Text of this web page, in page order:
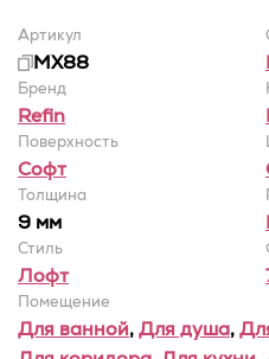
Артикул
MX88
Бренд
Refin
Поверхность
Софт
Толщина
9 мм
Стиль
Лофт
Помещение
Для ванной,Для душа,